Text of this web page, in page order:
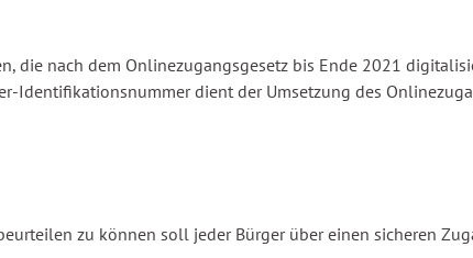
die nach dem Onlinezugangsgesetz bis Ende 2021
Identifikationsnummer dient der Umsetzung des
zu können soll jeder Bürger über einen sicheren